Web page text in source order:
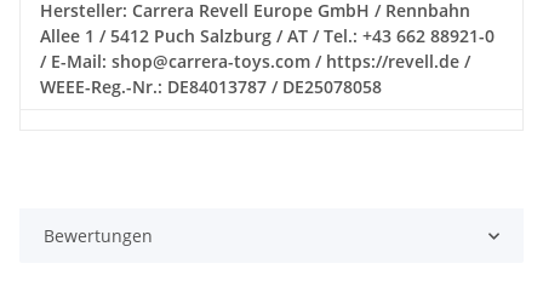
Hersteller: Carrera Revell Europe GmbH / Rennbahn
Allee 1 / 5412 Puch Salzburg / AT / Tel.: +43 662 88921-0
/ E-Mail: shop@carrera-toys.com / https://revell.de /
WEEE-Reg.-Nr.: DE84013787 / DE25078058
Bewertungen